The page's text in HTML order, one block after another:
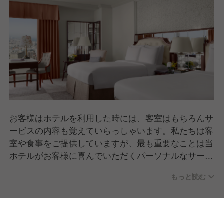
お客様はホテルを利用した時には、客室はもちろんサ
ービスの内容も覚えていらっしゃいます。私たちは客
室や食事をご提供していますが、最も重要なことは当
ホテルがお客様に喜んでいただくパーソナルなサービ
て洗礼された雰囲気を常にお楽しみいただくことで
もっと読む